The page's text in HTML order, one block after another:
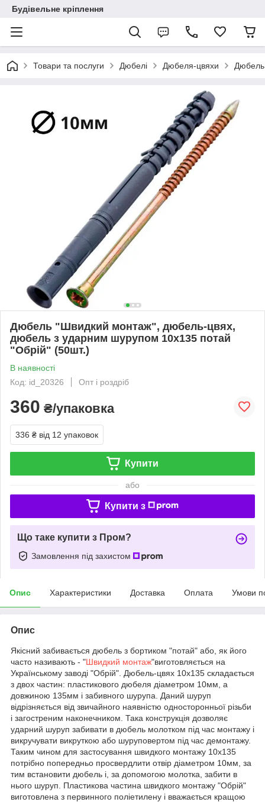
Будівельне кріплення
Товари та послуги Дюбелі Дюбеля-цвяхи
Дюбель "Швидкий монтаж", дюбель-цвях,
дюбель з ударним шурупом 10х135 потай
"Обрій" (50шт.)
В наявності
Код: id_20326
Опт і роздріб
360 ₴/упаковка
336 ₴ від 12 упаковок
Купити
або
Купити з
Що таке купити з Пром?
Замовлення під захистом
Опис Характеристики Доставка Оплата Умови
Опис
Якісний забивається дюбель з бортиком "потай" або, як його
часто називають - "Швидкий монтаж"виготовляється на
Українському заводі "Обрій". Дюбель-цвях 10х135 складається
з двох частин: пластикового дюбеля діаметром 10мм, а
довжиною 135мм і забивного шурупа. Даний шуруп
відрізняється від звичайного наявністю односторонньої різьби
і загостреним наконечником. Така конструкція дозволяє
ударний шуруп забивати в дюбель молотком під час монтажу і
викручувати викруткою або шуруповертом під час демонтажу.
Таким чином для застосування швидкого монтажу 10х135
потрібно попередньо просвердлити отвір діаметром 10мм, за
тим встановити дюбель і, за допомогою молотка, забити в
нього шуруп. Пластикова частина швидкого монтажу "Обрій"
виготовлена з первинного поліетилену і вважається кращою